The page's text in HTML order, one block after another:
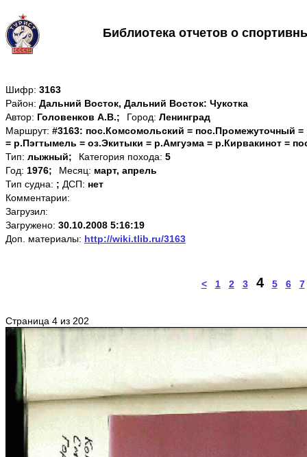
Библиотека отчетов о
Шифр: 3163
Район: Дальний Восток, Дальний Восток: Чукотка
Автор: Головенков А.В.; Город: Ленинград
Маршрут: #3163: пос.Комсомольский = пос.Промежуточный
= р.Пэгтымель = оз.Экитыки = р.Амгуэма = р.Кирвакинот =
Тип: лыжный; Категория похода: 5
Год: 1976; Месяц: март, апрель
Тип судна: ; ДСП: нет
Комментарии:
Загрузил:
Загружено: 30.10.2008 5:16:19
Доп. материалы: http://wiki.tlib.ru/3163
< 1 2 3 4 5 6 7
Страница 4 из 202